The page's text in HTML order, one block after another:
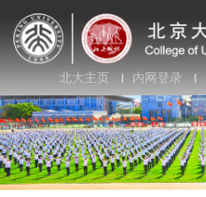
北大主页 内网登录